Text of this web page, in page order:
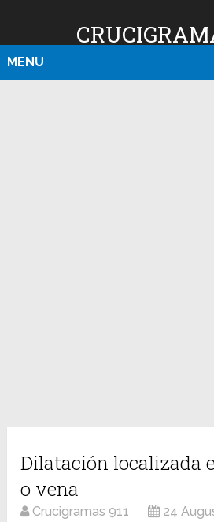
MENU
Dilatación localizada
o vena
Crucigramas 911
24